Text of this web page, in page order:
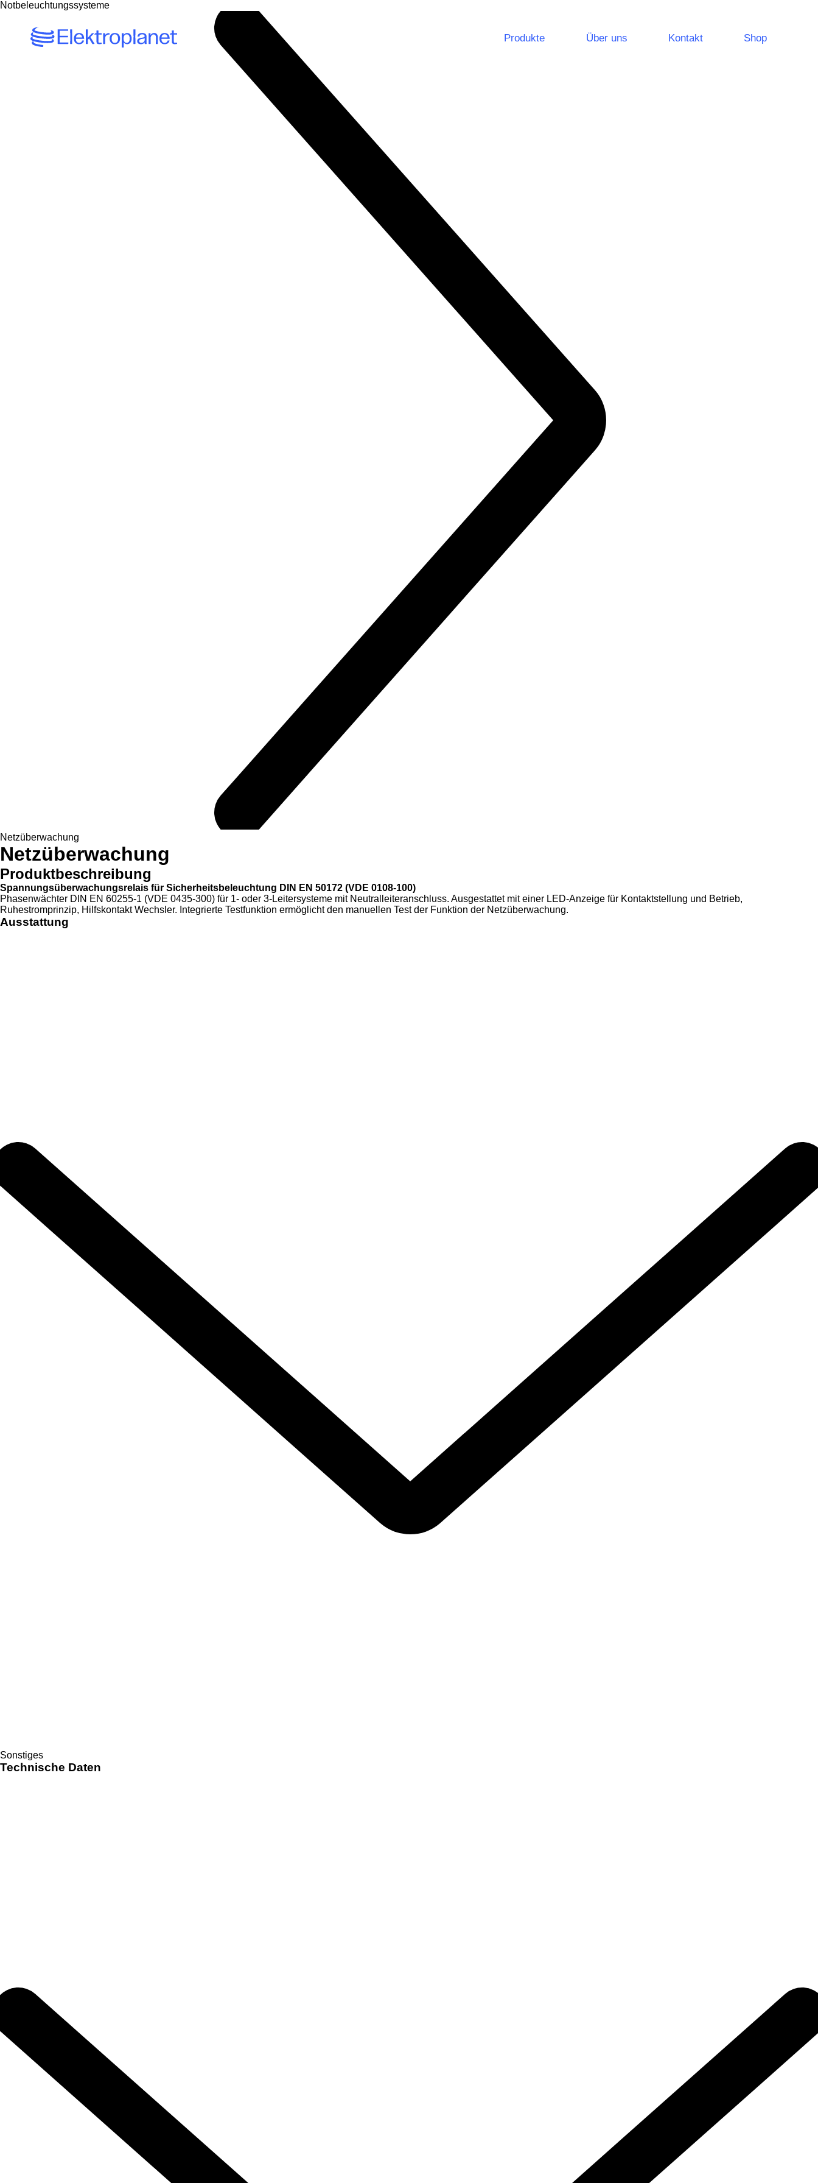
Produkte Über uns Kontakt Shop
Notbeleuchtungssysteme
Netzüberwachung
Netzüberwachung
Produktbeschreibung
Spannungsüberwachungsrelais für Sicherheitsbeleuchtung DIN EN 50172 (VDE 0108-100)
Phasenwächter DIN EN 60255-1 (VDE 0435-300) für 1- oder 3-Leitersysteme mit Neutralleiteranschluss. Ausgestattet mit einer LED-Anzeige für Kontaktstellung und Betrieb,
Ruhestromprinzip, Hilfskontakt Wechsler. Integrierte Testfunktion ermöglicht den manuellen Test der Funktion der Netzüberwachung.
Ausstattung
Sonstiges
Technische Daten